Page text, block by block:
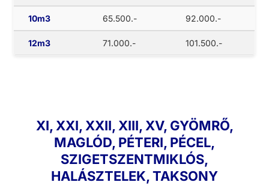
10m3 65.500.- 92.000.-
12m3 71.000.- 101.500.-
XI, XXI, XXII, XIII, XV, GYÖMRŐ,
MAGLÓD, PÉTERI, PÉCEL,
SZIGETSZENTMIKLÓS,
HALÁSZTELEK, TAKSONY